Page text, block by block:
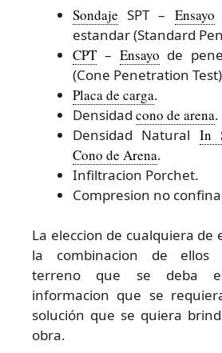
Sondaje SPT – Ensayo
estandar (Standard
CPT – Ensayo de
(Cone Penetration
Placa de carga.
Densidad cono de arena.
Densidad Natural In
Cono de Arena.
Infiltracion Porchet.
Compresion no
La eleccion de cualquiera de
la combinacion de ellos
terreno que se deba
informacion que se
solución que se quiera
obra.